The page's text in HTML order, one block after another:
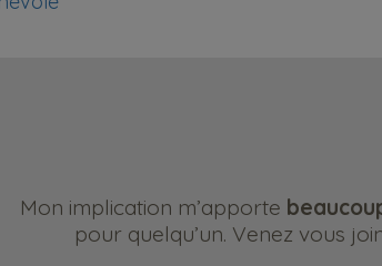
Mon implication m’apporte
pour quelqu’un. Venez vous